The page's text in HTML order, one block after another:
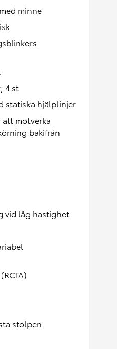
minne
4 st
statiska hjälplinjer
att motverka
bakifrån
vid låg hastighet
stolpen